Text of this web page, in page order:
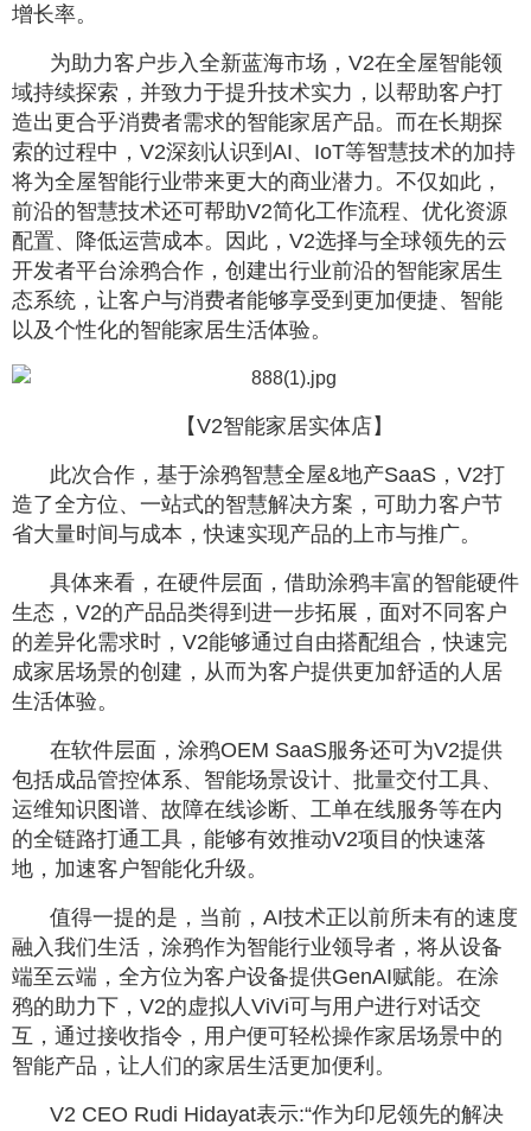
增长率。
为助力客户步入全新蓝海市场，V2在全屋智能领
域持续探索，并致力于提升技术实力，以帮助客户打
造出更合乎消费者需求的智能家居产品。而在长期探
索的过程中，V2深刻认识到AI、IoT等智慧技术的加持
将为全屋智能行业带来更大的商业潜力。不仅如此，
前沿的智慧技术还可帮助V2简化工作流程、优化资源
配置、降低运营成本。因此，V2选择与全球领先的云
开发者平台涂鸦合作，创建出行业前沿的智能家居生
态系统，让客户与消费者能够享受到更加便捷、智能
以及个性化的智能家居生活体验。
【V2智能家居实体店】
此次合作，基于涂鸦智慧全屋&地产SaaS，V2打
造了全方位、一站式的智慧解决方案，可助力客户节
省大量时间与成本，快速实现产品的上市与推广。
具体来看，在硬件层面，借助涂鸦丰富的智能硬件
生态，V2的产品品类得到进一步拓展，面对不同客户
的差异化需求时，V2能够通过自由搭配组合，快速完
成家居场景的创建，从而为客户提供更加舒适的人居
生活体验。
在软件层面，涂鸦OEM SaaS服务还可为V2提供
包括成品管控体系、智能场景设计、批量交付工具、
运维知识图谱、故障在线诊断、工单在线服务等在内
的全链路打通工具，能够有效推动V2项目的快速落
地，加速客户智能化升级。
值得一提的是，当前，AI技术正以前所未有的速度
融入我们生活，涂鸦作为智能行业领导者，将从设备
端至云端，全方位为客户设备提供GenAI赋能。在涂
鸦的助力下，V2的虚拟人ViVi可与用户进行对话交
互，通过接收指令，用户便可轻松操作家居场景中的
智能产品，让人们的家居生活更加便利。
V2 CEO Rudi Hidayat表示:“作为印尼领先的解决